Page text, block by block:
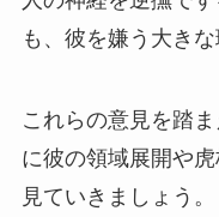
も、彼を嫌う大き
これらの意見を踏
に彼の領域展開や
見ていきましょう。